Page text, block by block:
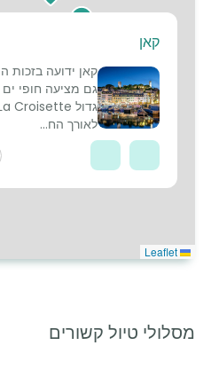
Leaflet
קאן
קאן ידועה
גם מציעה חופי
לאורך הח...
מסלולי טיול קשורים